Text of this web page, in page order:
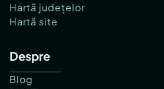
Hartă județelor
Hartă site
Despre
Blog